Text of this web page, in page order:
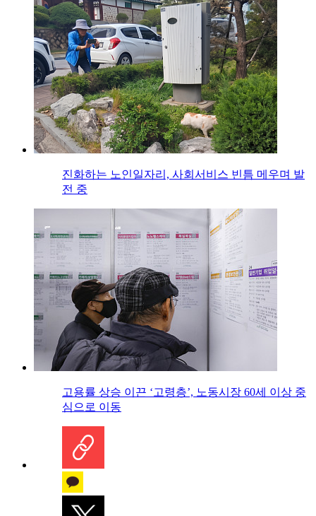
진화하는 노인일자리, 사회서비스 빈틈 메우며 발
전 중
고용률 상승 이끈 ‘고령층’, 노동시장 60세 이상 중
심으로 이동